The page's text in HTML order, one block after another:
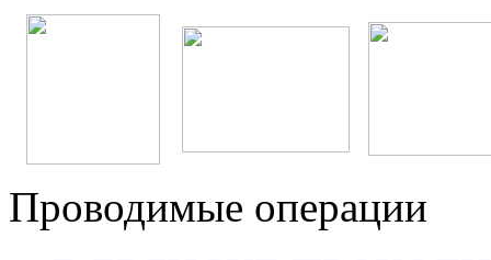
Проводимые операции